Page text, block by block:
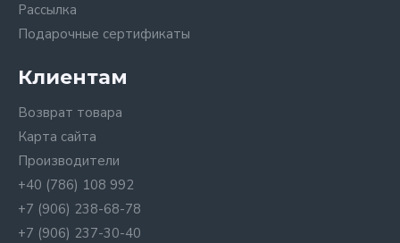
Рассылка
Подарочные сертификаты
Клиентам
Возврат товара
Карта сайта
Производители
+40 (786) 108 992
+7 (906) 238-68-78
+7 (906) 237-30-40